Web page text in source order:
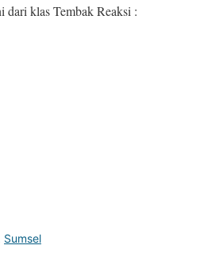
dari klas Tembak Reaksi :
Sumsel